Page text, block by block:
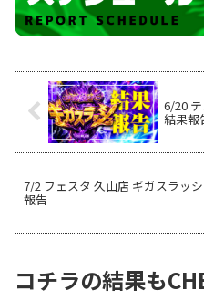
6/20
結果報
7/2 フェスタ 久山店 ギガスラッ
報告
コチラの結果も